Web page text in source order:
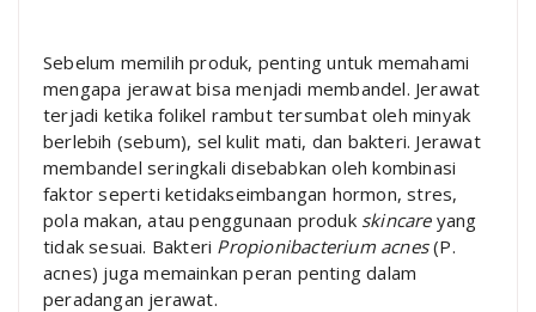
Sebelum memilih produk, penting untuk memahami
mengapa jerawat bisa menjadi membandel. Jerawat
terjadi ketika folikel rambut tersumbat oleh minyak
berlebih (sebum), sel kulit mati, dan bakteri. Jerawat
membandel seringkali disebabkan oleh kombinasi
faktor seperti ketidakseimbangan hormon, stres,
pola makan, atau penggunaan produk skincareyang
tidak sesuai. Bakteri Propionibacterium acnes(P.
acnes) juga memainkan peran penting dalam
peradangan jerawat.